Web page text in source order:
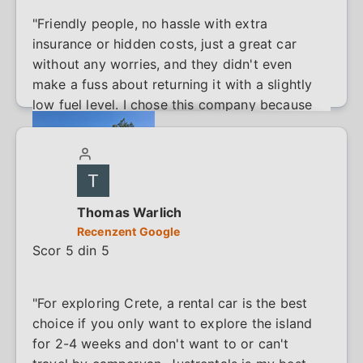
"Friendly people, no hassle with extra
insurance or hidden costs, just a great car
without any worries, and they didn't even
make a fuss about returning it with a slightly
low fuel level. I chose this company because
of all the positive reviews, and that turned out
to be more than justified. Just be careful if
you are walking along the busy road to the
company from the airport with small children
(10 min)."Thomas Warlich
Recenzent Google
Scor 5 din 5
"For exploring Crete, a rental car is the best
choice if you only want to explore the island
for 2-4 weeks and don't want to or can't